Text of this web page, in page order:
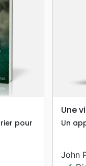
pour
Une
Un
John